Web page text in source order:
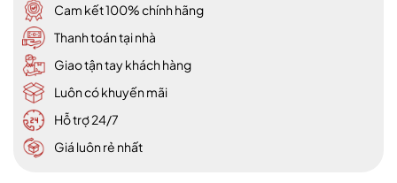
Cam kết 100% chính hãng
Thanh toán tại nhà
Giao tận tay khách hàng
Luôn có khuyến mãi
Hỗ trợ 24/7
Giá luôn rẻ nhất